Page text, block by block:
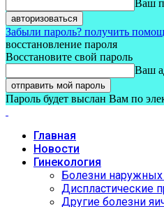
Ваш
Забыли пароль? получить
восстановление пароля
Восстановите свой пароль
Ваш
Пароль будет выслан Вам по
Главная
Новости
Гинекология
Болезни
Диспластические
Другие болезни